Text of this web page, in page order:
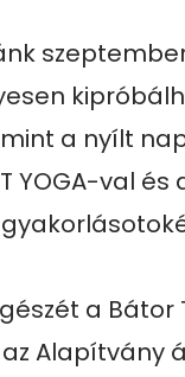
a nyílt
YOGA-val
a
Alapítvány